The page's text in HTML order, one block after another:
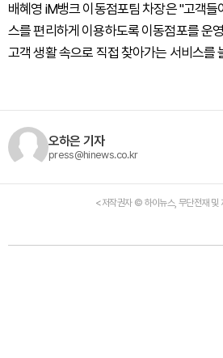
배혜영 iM뱅크 이동점포팀 차장은 "고객들
스를 편리하게 이용하도록 이동점포를 운
고객 생활 속으로 직접 찾아가는 서비스를
오하은 기자
press@hinews.co.kr
<저작권자 © 하이뉴스, 무단전재 및